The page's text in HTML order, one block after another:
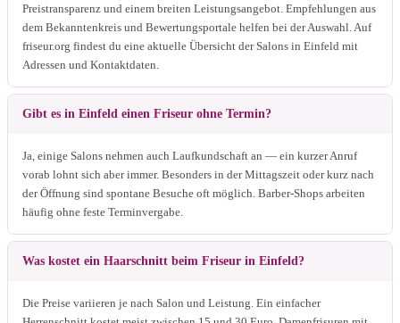
Preistransparenz und einem breiten Leistungsangebot. Empfehlungen aus
dem Bekanntenkreis und Bewertungsportale helfen bei der Auswahl. Auf
friseur.org findest du eine aktuelle Übersicht der Salons in Einfeld mit
Adressen und Kontaktdaten.
Gibt es in Einfeld einen Friseur ohne Termin?
Ja, einige Salons nehmen auch Laufkundschaft an — ein kurzer Anruf
vorab lohnt sich aber immer. Besonders in der Mittagszeit oder kurz nach
der Öffnung sind spontane Besuche oft möglich. Barber-Shops arbeiten
häufig ohne feste Terminvergabe.
Was kostet ein Haarschnitt beim Friseur in Einfeld?
Die Preise variieren je nach Salon und Leistung. Ein einfacher